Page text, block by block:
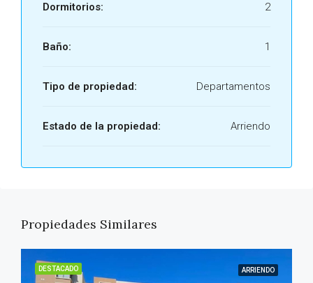
Dormitorios: 2
Baño: 1
Tipo de propiedad: Departamentos
Estado de la propiedad: Arriendo
Propiedades Similares
DESTACADO ARRIENDO